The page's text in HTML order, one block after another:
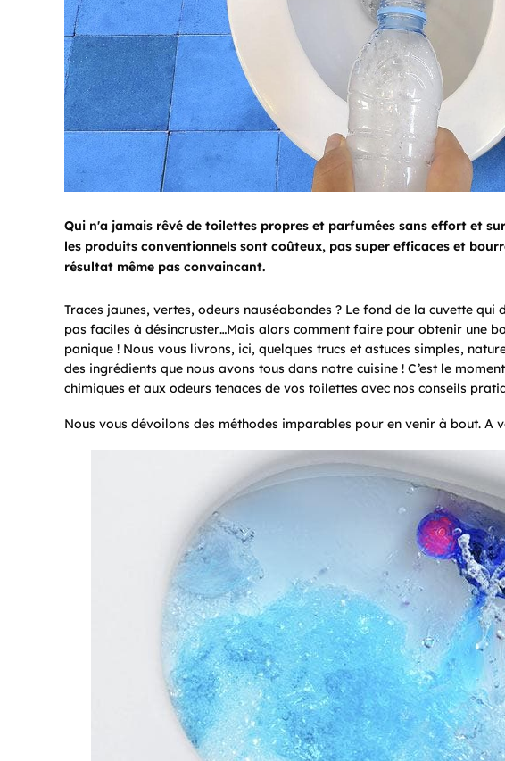
Qui n'a jamais rêvé de toilettes propres et parfumées sans effort et
les produits conventionnels sont coûteux, pas super efficaces et
résultat même pas convaincant.
Traces jaunes, vertes, odeurs nauséabondes ? Le fond de la cuvette
pas faciles à désincruster…Mais alors comment faire pour obtenir une
panique ! Nous vous livrons, ici, quelques trucs et astuces simples,
des ingrédients que nous avons tous dans notre cuisine ! C’est le
chimiques et aux odeurs tenaces de vos toilettes avec nos conseils
Nous vous dévoilons des méthodes imparables pour en venir à bout. A